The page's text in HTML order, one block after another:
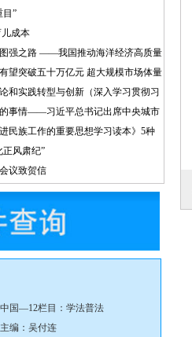
目”
成本
强之路 ——我国推动海洋经济高质量
望突破五十万亿元 超大规模市场体量
和实践转型与创新（深入学习贯彻习
事情——习近平总书记出席中央城市
民族工作的重要思想学习读本》5种
正风肃纪”
议致贺信
国—12栏目：学法普法
编：吴付连